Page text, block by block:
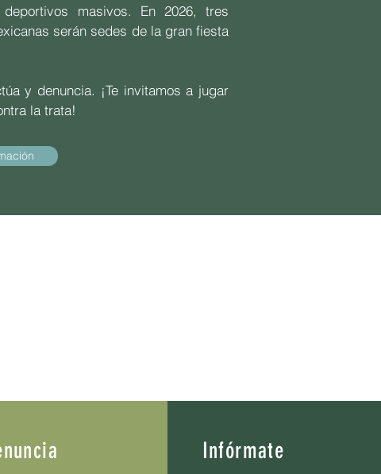
masivos. En 2026, tres
serán sedes de la gran fiesta
y denuncia. ¡Te invitamos a jugar
la trata!
Infórmate